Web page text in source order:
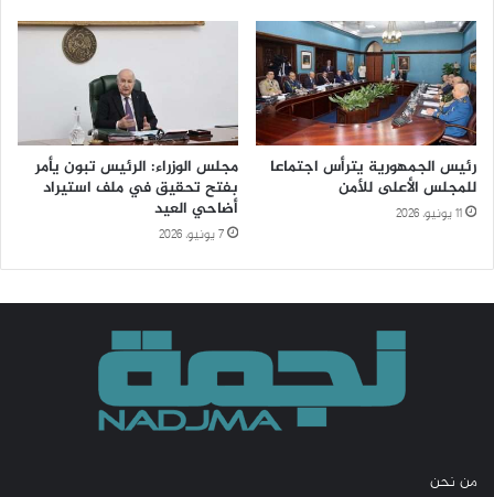
رئيس الجمهورية يترأس اجتماعا
للمجلس الأعلى للأمن
11 يونيو، 2026
مجلس الوزراء: الرئيس تبون يأمر
بفتح تحقيق في ملف استيراد
أضاحي العيد
7 يونيو، 2026
من نحن